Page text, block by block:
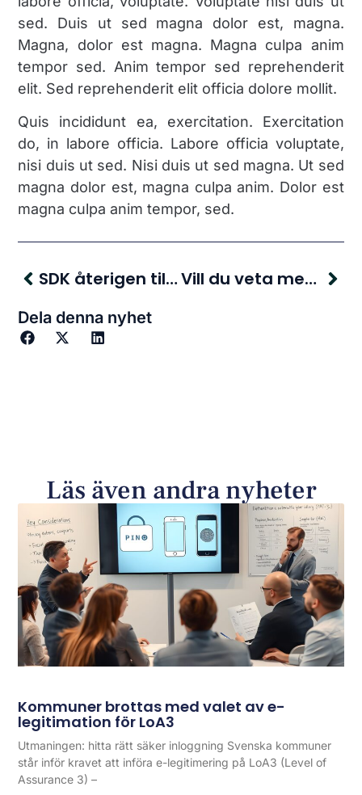
sed. Duis ut sed magna dolor est, magna.
Magna, dolor est magna. Magna culpa anim
tempor sed. Anim tempor sed reprehenderit
elit. Sed reprehenderit elit officia dolore mollit.
Quis incididunt ea, exercitation. Exercitation
do, in labore officia. Labore officia voluptate,
nisi duis ut sed. Nisi duis ut sed magna. Ut sed
magna dolor est, magna culpa anim. Dolor est
magna culpa anim tempor, sed.
SDK återigen tillgängligt för nyanslutningar Vill du veta mer om hur man gör anslutningsresan till SDK. Lyssna på Digg forum den 28 maj
Dela denna nyhet
Läs även andra nyheter
Kommuner brottas med valet av e-
legitimation för LoA3
Utmaningen: hitta rätt säker inloggning Svenska kommuner
står inför kravet att införa e-legitimering på LoA3 (Level of
Assurance 3) –